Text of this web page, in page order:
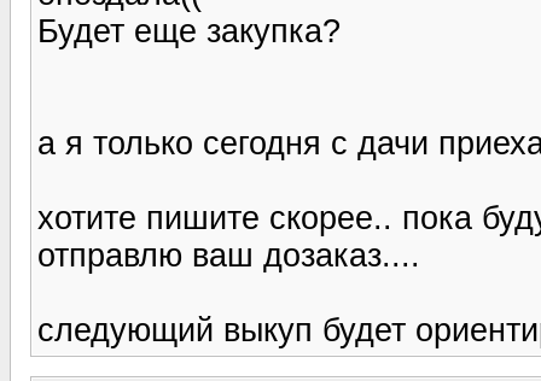
Будет еще закупка?
а я только сегодня с дачи
хотите пишите скорее.. пока
отправлю ваш дозаказ....
следующий выкуп будет